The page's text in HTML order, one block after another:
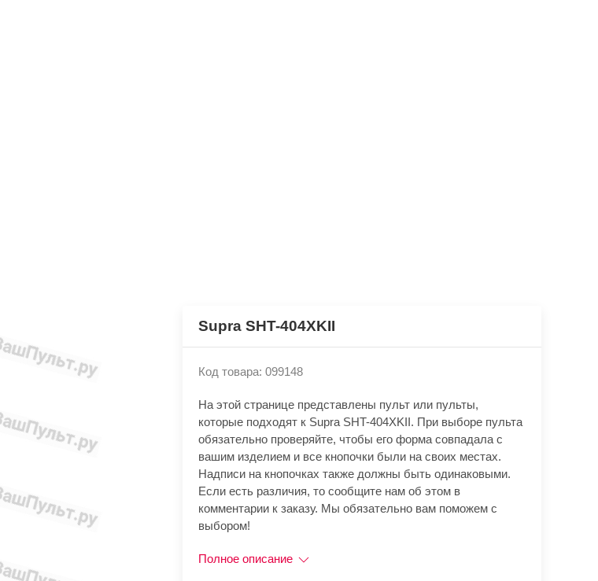
Supra SHT-404XKII
Код товара: 099148
На этой странице представлены пульт или пульты,
которые подходят к Supra SHT-404XKII. При выборе пульта
обязательно проверяйте, чтобы его форма совпадала с
вашим изделием и все кнопочки были на своих местах.
Надписи на кнопочках также должны быть одинаковыми.
Если есть различия, то сообщите нам об этом в
комментарии к заказу. Мы обязательно вам поможем с
выбором!
Полное описание